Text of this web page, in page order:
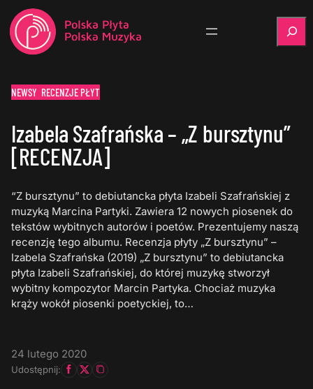
NEWSY RECENZJE PŁYT
Izabela Szafrańska – „Z bursztynu”
[RECENZJA]
“Z bursztynu” to debiutancka płyta Izabeli Szafrańskiej z
muzyką Marcina Partyki. Zawiera 12 nowych piosenek do
tekstów wybitnych autorów i poetów. Prezentujemy naszą
recenzję tego albumu. Recenzja płyty „Z bursztynu” –
Izabela Szafrańska (2019) „Z bursztynu” to debiutancka
płyta Izabeli Szafrańskiej, do której muzykę stworzył
wybitny kompozytor Marcin Partyka. Chociaż muzyka
krąży wokół piosenki poetyckiej, to…
24 lutego 2020
Udostępnij: